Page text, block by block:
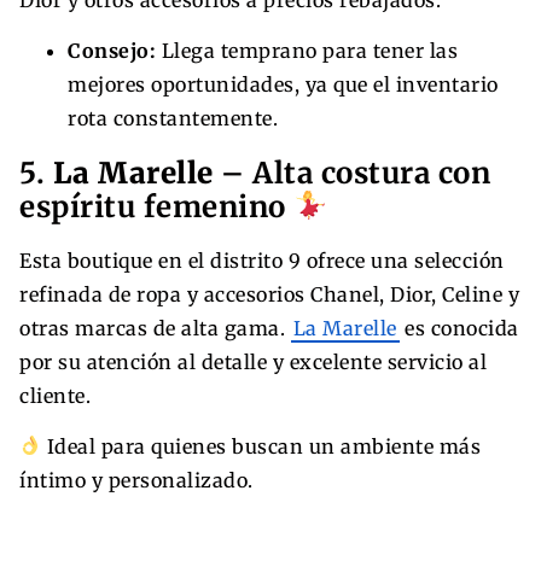
Consejo: Llega temprano para tener las
mejores oportunidades, ya que el inventario
rota constantemente.
5. La Marelle – Alta costura con
espíritu femenino
Esta boutique en el distrito 9 ofrece una selección
refinada de ropa y accesorios Chanel, Dior, Celine y
otras marcas de alta gama. La Marelle es conocida
por su atención al detalle y excelente servicio al
cliente.
Ideal para quienes buscan un ambiente más
íntimo y personalizado.